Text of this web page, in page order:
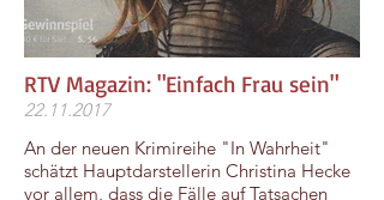
RTV Magazin: "Einfach Frau sein"
22.11.2017
An der neuen Krimireihe "In Wahrheit"
schätzt Hauptdarstellerin Christina Hecke
vor allem, dass die Fälle auf Tatsachen